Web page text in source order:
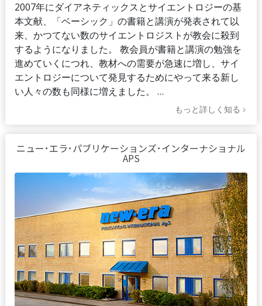
2007年にダイアネティックスとサイエントロジーの基
本文献、「ベーシック」の書籍と講演が発表されて以
来、かつてない数のサイエントロジストが教会に殺到
するようになりました。 教会員が書籍と講演の勉強を
進めていくにつれ、教材への需要が急速に増し、サイ
エントロジーについて発見するためにやって来る新し
い人々の数も同様に増えました。 …
もっと詳しく知る
ニュー･エラ･パブリケーションズ･インターナショナル
APS